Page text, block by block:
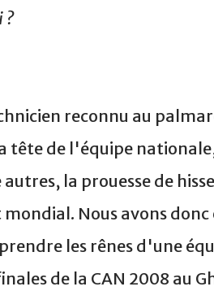
?
reconnu au
tête de l'équipe
la prouesse de
mondial. Nous avons
les rênes d'une
de la CAN 2008 au